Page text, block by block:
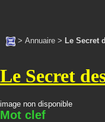
> Annuaire > Le Secret
Le Secret
image non disponible
Mot clef